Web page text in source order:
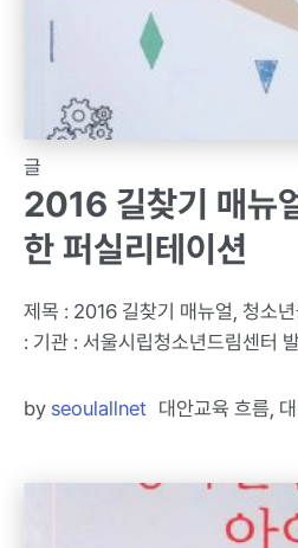
글
2016 길찾기 매뉴
한 퍼실리테이션
제목 : 2016 길찾기 매뉴얼, 청소
: 기관 : 서울시립청소년드림센터
by seoulallnet 대안교육 흐름,